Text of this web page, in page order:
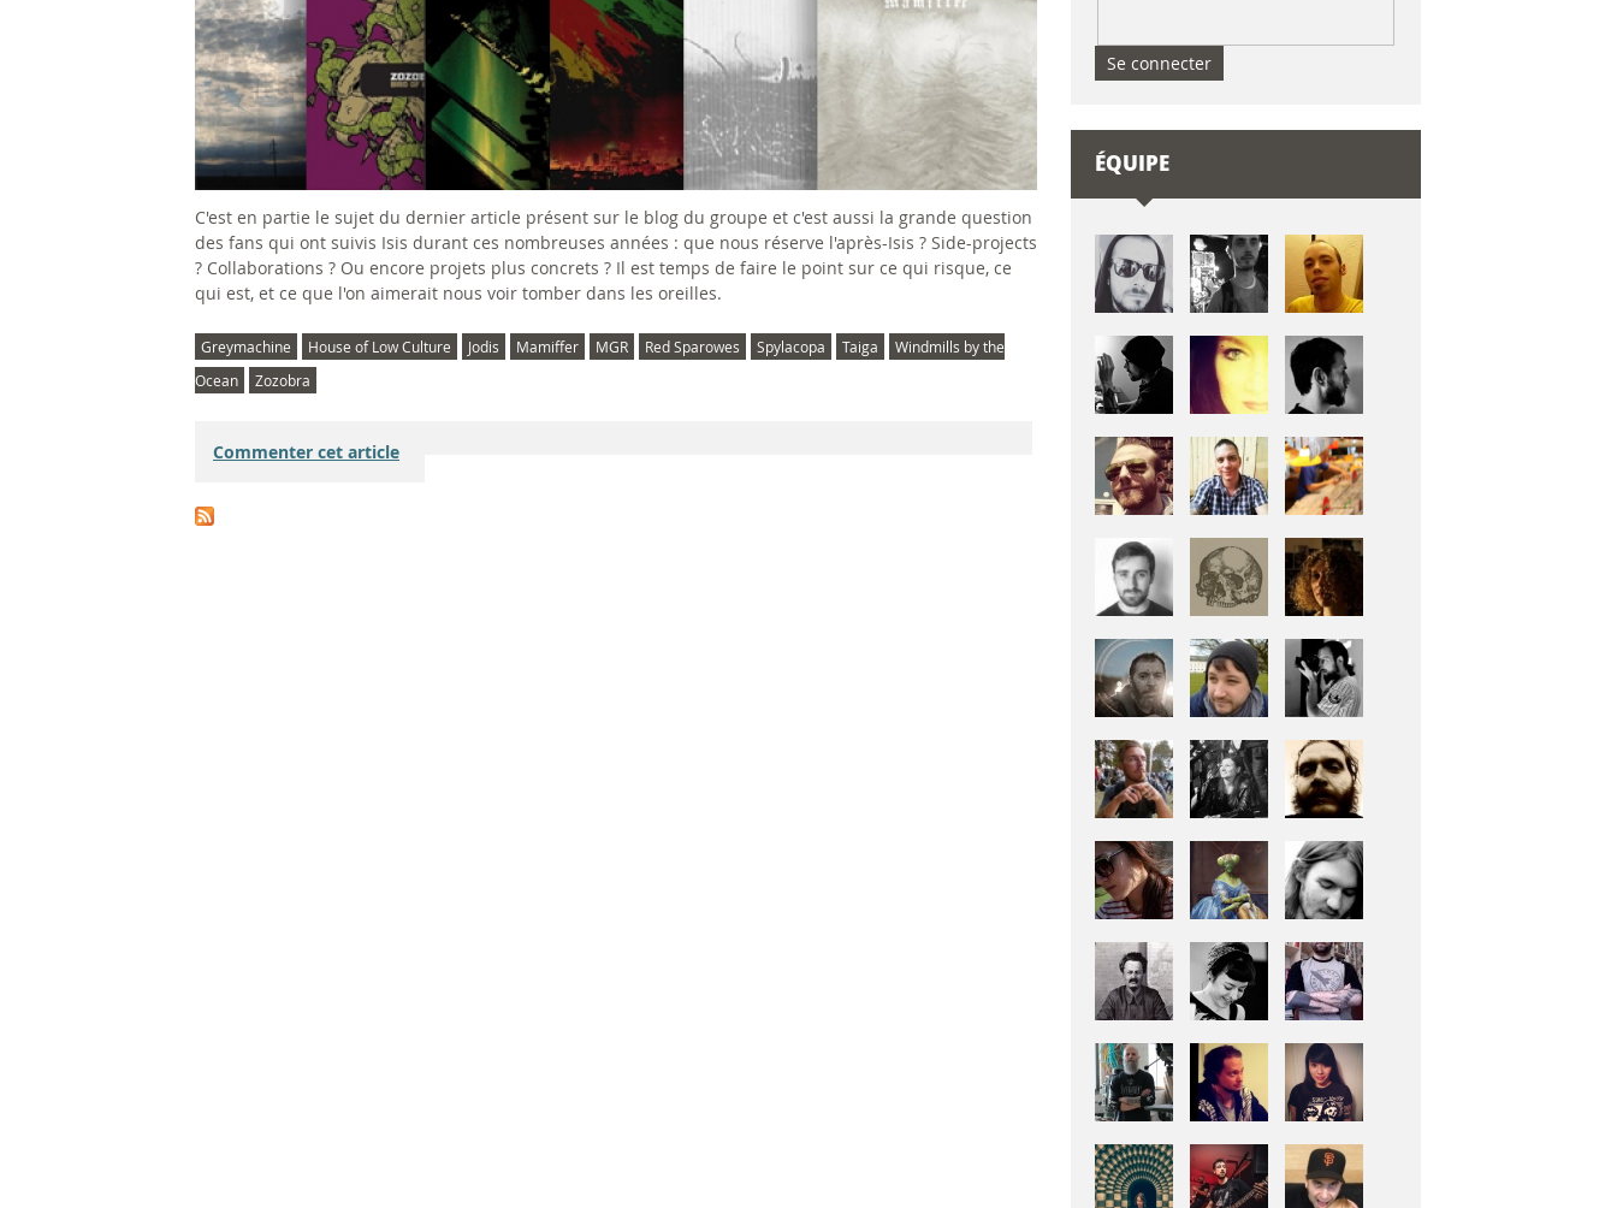
C'est en partie le sujet du dernier article présent sur le blog du groupe et c'est aussi la grande question
des fans qui ont suivis Isis durant ces nombreuses années : que nous réserve l'après-Isis ? Side-projects
? Collaborations ? Ou encore projets plus concrets ? Il est temps de faire le point sur ce qui risque, ce
qui est, et ce que l'on aimerait nous voir tomber dans les oreilles.
Greymachine House of Low Culture Jodis Mamiffer MGR Red Sparowes Spylacopa Taiga
Windmills by the
Ocean
Zozobra
Commenter cet article
ÉQUIPE